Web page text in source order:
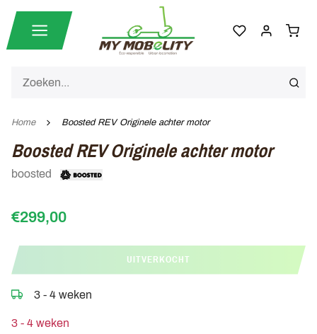
Home Boosted REV Originele achter motor
Boosted REV Originele achter motor
boosted
€299,00
UITVERKOCHT
3 - 4 weken
3 - 4 weken